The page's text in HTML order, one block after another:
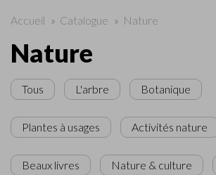
Accueil » Catalogue » Nature
Nature
Tous L'arbre Botanique
Plantes à usages Activités nature
Beaux livres Nature & culture